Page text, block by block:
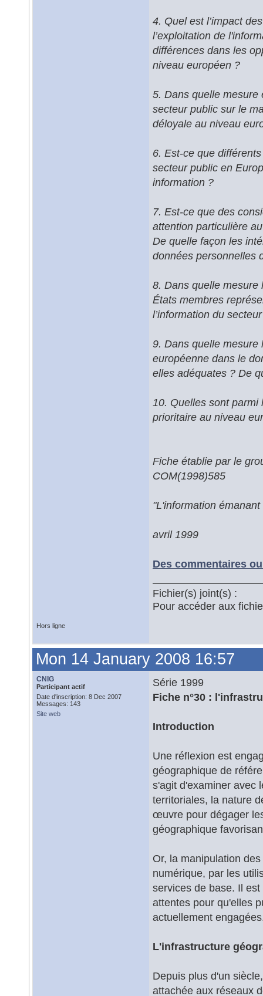
4. Quel est l’impact
l’exploitation de
différences dans les
niveau européen ?
5. Dans quelle mesure
secteur public sur le
déloyale au niveau
6. Est-ce que
secteur public en
information ?
7. Est-ce que des
attention particulière
De quelle façon les
données personnelles
8. Dans quelle mesure
États membres
l’information du
9. Dans quelle mesure
européenne dans le
elles adéquates ? De
10. Quelles sont
prioritaire au niveau
Fiche établie par le
COM(1998)585
"L'information
avril 1999
Des commentaires
Fichier(s) joint(s) :
Pour accéder aux
Hors ligne
Mon 14 January 2008 16:57
CNIG
Participant actif
Date d'inscription: 8 Dec 2007
Messages: 143
Site web
Série 1999
Fiche n°30 :
Introduction
Une réflexion est
géographique de
s'agit d'examiner avec
territoriales, la nature
œuvre pour dégager
géographique
Or, la manipulation
numérique, par les
services de base. Il
attentes pour qu'elles
actuellement
L'infrastructure
Depuis plus d'un
attachée aux réseaux